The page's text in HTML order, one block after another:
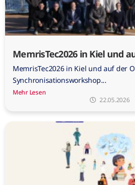
MemrisTec2026 in Kiel und
MemrisTec2026 in Kiel und auf der
Synchronisationsworkshop...
Mehr Lesen
22.05.2026